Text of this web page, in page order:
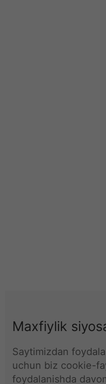
Maxfiylik
Saytimizdan
uchun biz cookie-
foydalanishda